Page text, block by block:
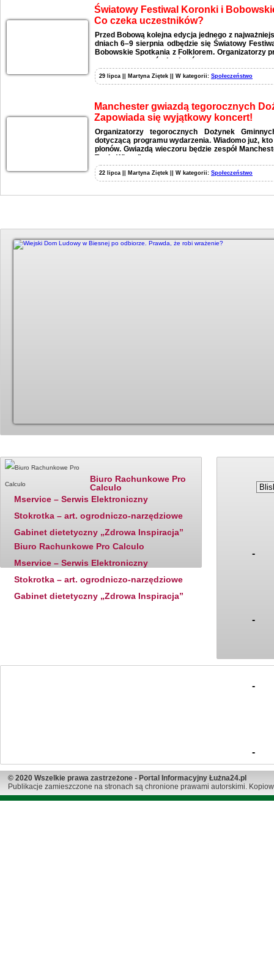
Światowy Festiwal Koronki i
Co czeka uczestników?
Przed Bobową kolejna edycja jednego z
dniach 6–9 sierpnia odbędzie się Światowy
Bobowskie Spotkania z Folklorem. Organizatorzy
wystaw, warsztatów i pokazów.
29 lipca || Martyna Ziętek || W kategorii: Społeczeństwo
Manchester gwiazdą tegorocznych
Zapowiada się wyjątkowy koncert!
Organizatorzy tegorocznych Dożynek
dotyczącą programu wydarzenia. Wiadomo już,
plonów. Gwiazdą wieczoru będzie zespół
Twoje Włosy”.
22 lipca || Martyna Ziętek || W kategorii: Społeczeństwo
Biuro Rachunkowe Pro
Calculo
Mservice – Serwis Elektroniczny
Stokrotka – art. ogrodniczo-narzędziowe
Gabinet dietetyczny „Zdrowa Inspiracja”
Biuro Rachunkowe Pro Calculo
Mservice – Serwis Elektroniczny
Stokrotka – art. ogrodniczo-narzędziowe
Gabinet dietetyczny „Zdrowa Inspiracja”
-
-
-
-
© 2020 Wszelkie prawa zastrzeżone - Portal Informacyjny Łużna24.pl
Publikacje zamieszczone na stronach są chronione prawami autorskimi.